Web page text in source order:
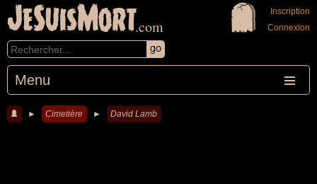
JeSuisMort.com
Menu
Inscription
Connexion
► Cimetière ► David Lamb